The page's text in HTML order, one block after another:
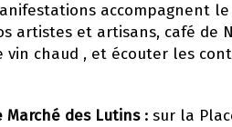
accompagnent
artistes et artisans, café de
vin chaud , et écouter les
Marché des Lutins :sur la